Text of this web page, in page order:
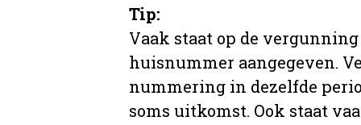
Tip:
Vaak staat op de
huisnummer aangegeven.
nummering in dezelfde
soms uitkomst. Ook staat